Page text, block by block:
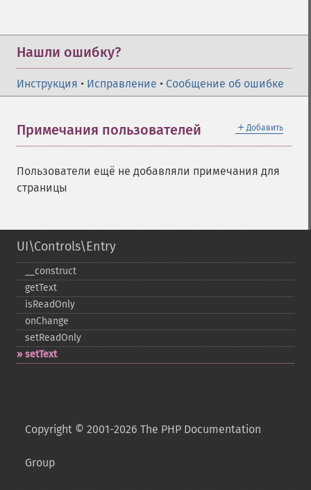
Нашли ошибку?
Инструкция • Исправление • Сообщение об ошибке
＋ Добавить
Примечания пользователей
Пользователи ещё не добавляли примечания для
страницы
UI\Controls\Entry
_​_​construct
getText
isReadOnly
onChange
setReadOnly
setText
Copyright © 2001-2026 The PHP Documentation
Group